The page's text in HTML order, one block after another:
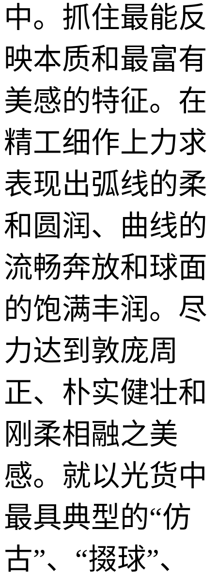
中。抓住最能反
映本质和最富有
美感的特征。在
精工细作上力求
表现出弧线的柔
和圆润、曲线的
流畅奔放和球面
的饱满丰润。尽
力达到敦庞周
正、朴实健壮和
刚柔相融之美
感。就以光货中
最具典型的“仿
古”、“掇球”、